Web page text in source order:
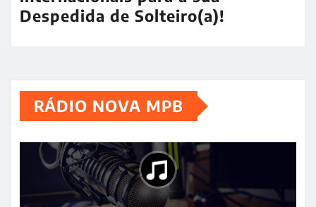
Despedida de Solteiro(a)!
RÁDIO NOVA MPB